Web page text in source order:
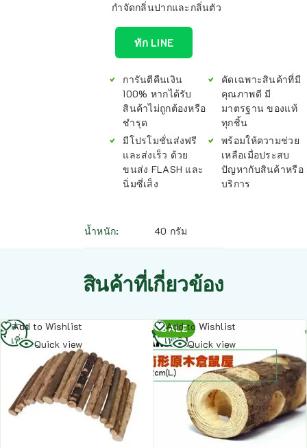
กำจัดกลิ่นปากและกลิ่นตัว
ทัก LINE
การันตีคืนเงิน
100% หากได้รับ
สินค้าไม่ถูกต้องหรือ
ชำรุด
มีโปรโมชั่นส่งฟรี
และส่งเร็ว ด้วย
ขนส่ง FLASH และ
นิ่มซี่เส็ง
คัดเฉพาะสินค้าที่มี
คุณภาพดี มี
มาตรฐาน ของแท้
ทุกชิ้น
พร้อมให้ความช่วย
เหลือเมื่อประสบ
ปัญหากับสินค้าหรือ
บริการ
น้ำหนัก 40 กรัม
สินค้าที่เกี่ยวข้อง
Add to Wishlist
Quick view
อ่าน
เพิ่ม
SALE
Add to Wishlist
Quick view
อ่าน
เพิ่ม